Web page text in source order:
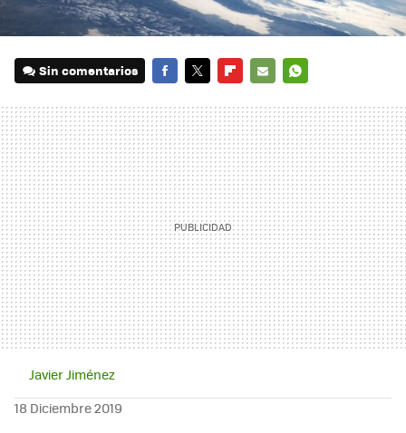
Sin comentarios
MAIL
Javier Jiménez
18 Diciembre 2019